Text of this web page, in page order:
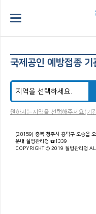
국제공인 예방접종 기
원하시는지역을 선택해주세요(기
(28159) 충북 청주시 흥덕구 오송읍
운내 질병관리청 ☎1339
COPYRIGHT © 2019 질병관리청